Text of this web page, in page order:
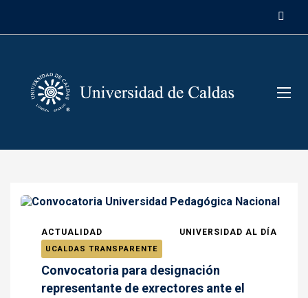
ACTUALIDAD UNIVERSIDAD AL DÍA
UCALDAS TRANSPARENTE
Convocatoria para designación
representante de exrectores ante el